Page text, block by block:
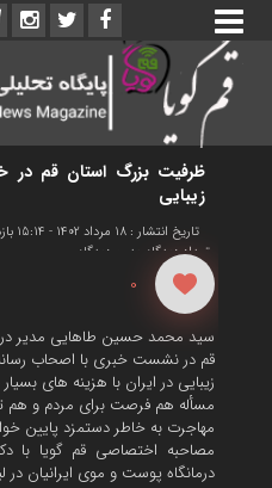
ظرفیت بزرگ استان قم
زیبایی
تاریخ انتشار : 18 مرداد 1402 - 15:14
تعداد دیدگاه :
بدون دیدگاه
0
سید محمد حسین طاهایی مدیر
قم در نشست خبری با اصحاب
زیبایی در ایران با هزینه های
مسأله هم فرصت برای مردم و هم
مهاجرت به خاطر دستمزد پایین
مصاحبه اختصاصی قم گویا با
درمانگاه پوست و موی ایرانیان در